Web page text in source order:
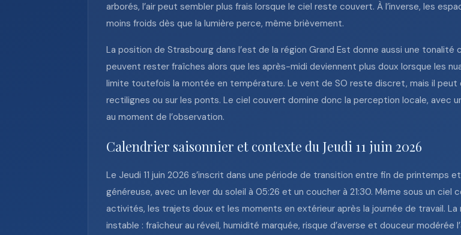
arborés, l’air peut sembler plus frais lorsque le ciel reste couvert. À l’inverse, les
moins froids dès que la lumière perce, même brièvement.
La position de Strasbourg dans l’est de la région Grand Est donne aussi une
peuvent rester fraîches alors que les après-midi deviennent plus doux lorsque les
limite toutefois la montée en température. Le vent de SO reste discret, mais il peut
rectilignes ou sur les ponts. Le ciel couvert domine donc la perception locale, avec
au moment de l’observation.
Calendrier saisonnier et contexte du Jeudi 11 juin 2026
Le Jeudi 11 juin 2026 s’inscrit dans une période de transition entre fin de printemps
généreuse, avec un lever du soleil à 05:26 et un coucher à 21:30. Même sous un
activités, les trajets doux et les moments en extérieur après la journée de travail.
instable : fraîcheur au réveil, humidité marquée, risque d’averse et douceur modérée